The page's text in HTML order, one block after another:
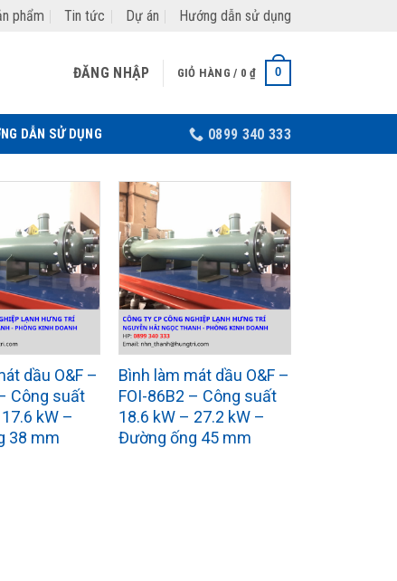
phẩm Tin tức Dự án Hướng dẫn sử dụng
ĐĂNG NHẬP GIỎ HÀNG / 0₫ 0
DẪN SỬ DỤNG 0899 340 333
dầu O&F –
Công suất
kW –
38 mm
Bình làm mát dầu O&F –
FOI-86B2 – Công suất
18.6 kW – 27.2 kW –
Đường ống 45 mm